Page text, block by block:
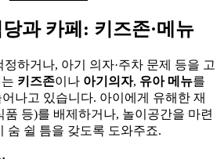
과 카페: 키즈존·메뉴
하거나, 아기 의자·주차 문제 등을 고
키즈존이나 아기의자, 유아 메뉴를
나고 있습니다. 아이에게 유해한 재
품 등)를 배제하거나, 놀이공간을 마련
숨 쉴 틈을 갖도록 도와주죠.